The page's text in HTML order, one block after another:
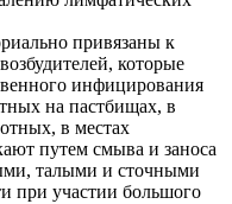
привязаны к
которые
инфицирования
на пастбищах, в
в местах
путем смыва и заноса
талыми и сточными
при участии большого